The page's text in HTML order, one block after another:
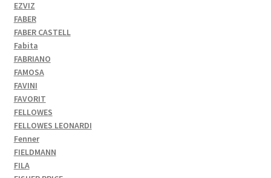
EZVIZ
FABER
FABER CASTELL
Fabita
FABRIANO
FAMOSA
FAVINI
FAVORIT
FELLOWES
FELLOWES LEONARDI
Fenner
FIELDMANN
FILA